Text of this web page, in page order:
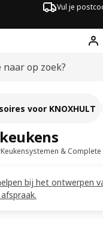
Vul je
Hej!
Keukensystemen & Complete
bij het ontwerpen
voor KNOXHULT